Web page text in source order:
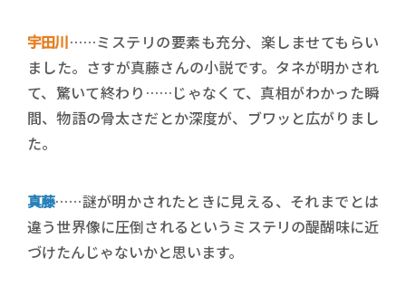
宇田川……ミステリの要素も充分、楽しませてもらい
ました。さすが真藤さんの小説です。タネが明かされ
て、驚いて終わり……じゃなくて、真相がわかった瞬
間、物語の骨太さだとか深度が、ブワッと広がりまし
た。
真藤……謎が明かされたときに見える、それまでとは
違う世界像に圧倒されるというミステリの醍醐味に近
づけたんじゃないかと思います。